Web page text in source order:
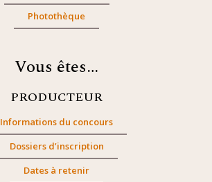
Photothèque
Vous êtes…
PRODUCTEUR
Informations du concours
Dossiers d’inscription
Dates à retenir